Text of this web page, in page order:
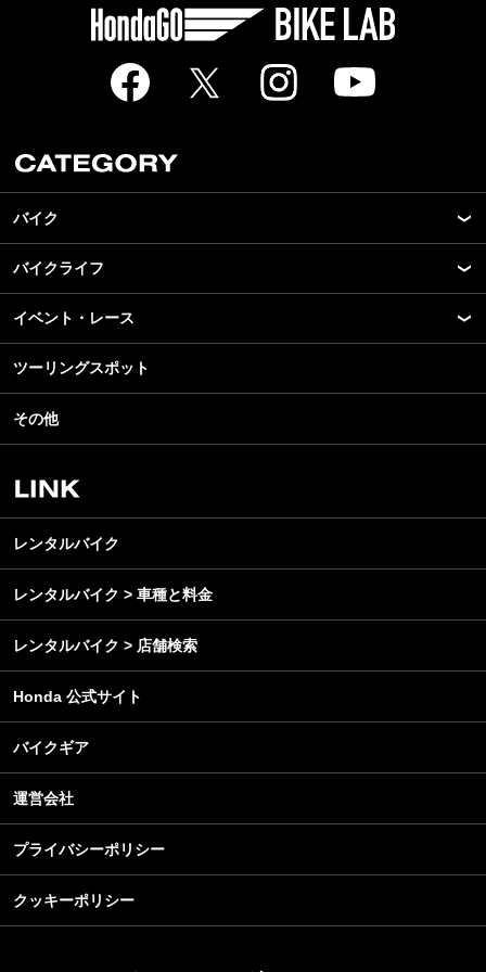
バイク
New Model Show
モデル情報
カスタマイズパーツ
テクノロジー
名車・旧車
ビジネス
バイクライフ
アプリ
ライディングギア
ツーリング
アウトドア
レンタルバイク
イベント・レース
モータースポーツ
イベント
スクール・レッスン
ツーリングスポット
その他
レンタルバイク
レンタルバイク > 車種と料金
レンタルバイク > 店舗検索
Honda 公式サイト
バイクギア
運営会社
プライバシーポリシー
クッキーポリシー